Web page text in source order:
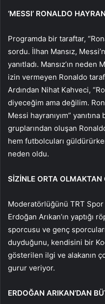
‘MESSI’ RONALDO
Programda bir taraftar,
sordu. İlhan Mansız,
yanıtladı. Mansız’ın
izin vermeyen Ronaldo
Ardından Nihat Kahveci,
diyeceğim ama değilim.
Messi hayranıyım”
gruplarından oluşan
hem futbolcuları
neden oldu.
SİZİNLE ORTA OLMAKTAN
Moderatörlüğünü TRT Spor
Erdoğan Arıkan’ın yaptığı
sporcusu ve genç
duyduğunu, kendisini bir
gösterilen ilgi ve alakanın
gurur veriyor.
ERDOĞAN ARIKAN’DAN